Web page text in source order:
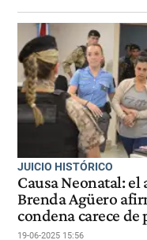
JUICIO HISTÓRICO
Causa Neonatal: el
Brenda Agüero
condena carece de
19-06-2025 15:56